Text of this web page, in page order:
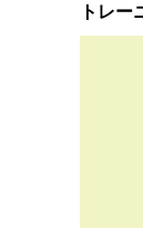
トレー